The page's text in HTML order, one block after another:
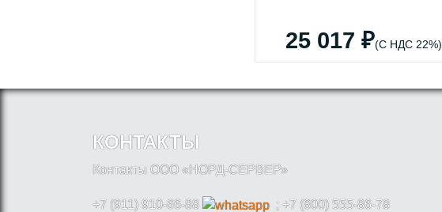
25 017 ₽(С НДС 22%)
КОНТАКТЫ
Контакты ООО «НОРД-СЕРВЕР»
+7 (911) 910-66-88
; +7 (800) 555-86-78